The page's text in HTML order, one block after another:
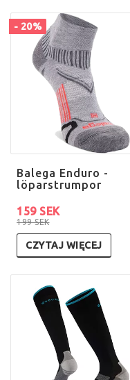
- 20%
Balega Enduro -
löparstrumpor
199 SEK
159 SEK
CZYTAJ WIĘCEJ